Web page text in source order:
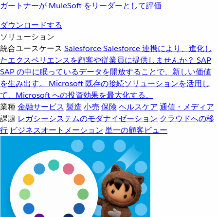
ガートナーが MuleSoft をリーダーとして評価
ダウンロードする
ソリューション
統合ユースケース SalesforceSalesforce 連携により、進化し
たエクスペリエンスを顧客や従業員に提供しませんか？ SAP
SAP の中に眠っているデータを開放することで、新しい価値
を生み出す。
Microsoft 既存の接続ソリューションを活用し
て、Microsoft への投資効果を最大化する。
業種金融サービス 製造 小売 保険 ヘルスケア 通信・メディア
課題 レガシーシステムのモダナイゼーション クラウドへの移
行 ビジネスオートメーション 単一の顧客ビュー